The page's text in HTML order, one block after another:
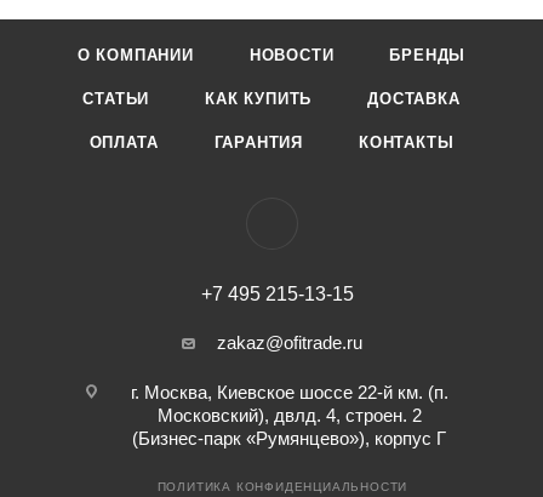
О КОМПАНИИ НОВОСТИ БРЕНДЫ
СТАТЬИ КАК КУПИТЬ ДОСТАВКА
ОПЛАТА ГАРАНТИЯ КОНТАКТЫ
+7 495 215-13-15
zakaz@ofitrade.ru
г. Москва, Киевское шоссе 22-й км. (п.
Московский), двлд. 4, строен. 2
(Бизнес-парк «Румянцево»), корпус Г
ПОЛИТИКА КОНФИДЕНЦИАЛЬНОСТИ